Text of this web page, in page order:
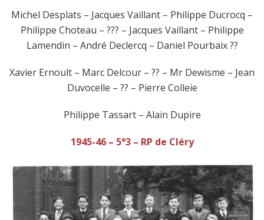
Michel Desplats – Jacques Vaillant – Philippe Ducrocq –
Philippe Choteau – ??? – Jacques Vaillant – Philippe
Lamendin – André Declercq – Daniel Pourbaix ??
Xavier Ernoult – Marc Delcour – ?? – Mr Dewisme – Jean
Duvocelle – ?? – Pierre Colleie
Philippe Tassart – Alain Dupire
1945-46 – 5°3 – RP de Cléry